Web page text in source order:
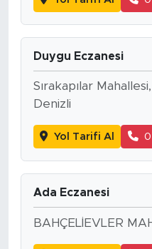
Duygu Eczanesi
Sırakapılar
Denizli
Yol Tarifi Al
Ada Eczanesi
BAHÇELİEVLER